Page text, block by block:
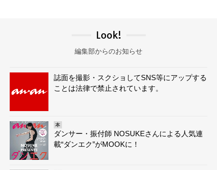
Look!
編集部からのお知らせ
誌面を撮影・スクショしてSNS等にアップする
ことは法律で禁止されています。
本
ダンサー・振付師 NOSUKEさんによる人気連
載“ダンエク”がMOOKに！